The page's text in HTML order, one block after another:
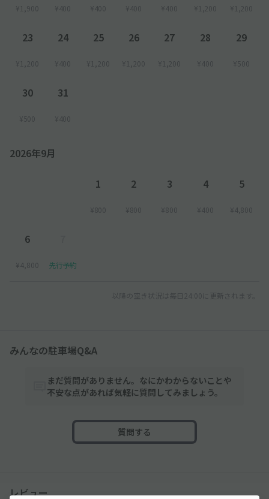
¥1,900 ¥400 ¥400 ¥400 ¥400 ¥1,200 ¥1,200
23
¥1,200
24
¥400
25
¥1,200
26
¥1,200
27
¥1,200
28
¥400
29
¥500
30
¥500
31
¥400
2026年9月
1
¥800
2
¥800
3
¥800
4
¥400
5
¥4,800
6
¥4,800 先行予約
以降の空き状況は毎日24:00に更新されます。
みんなの駐車場Q&A
まだ質問がありません。なにかわからないことや
不安な点があれば気軽に質問してみましょう。
質問する
レビュー